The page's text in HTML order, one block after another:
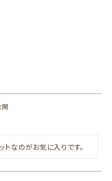
開
なのがお気に入りです。